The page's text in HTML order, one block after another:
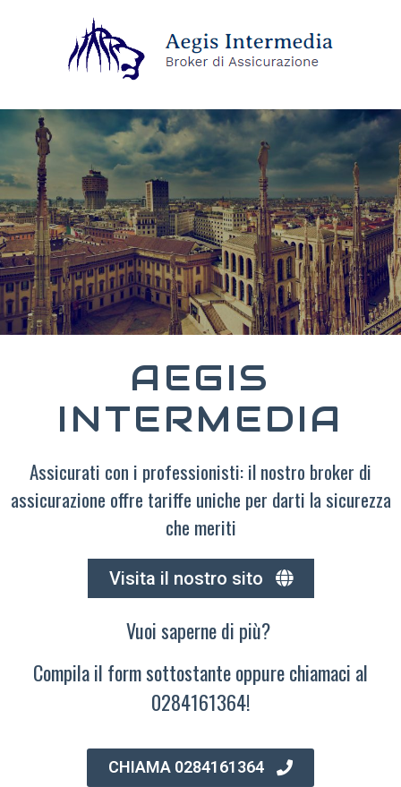
AEGIS
INTERMEDIA
Assicurati con i professionisti: il nostro broker di
assicurazione offre tariffe uniche per darti la sicurezza
che meriti
Visita il nostro sito
Vuoi saperne di più?
Compila il form sottostante oppure chiamaci al
0284161364!
CHIAMA 0284161364